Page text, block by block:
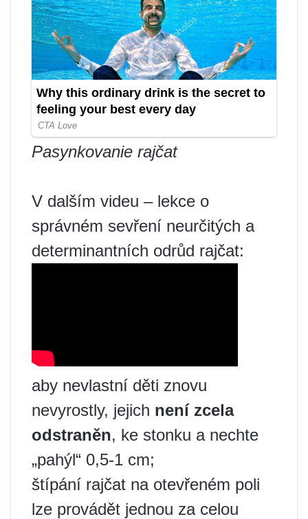
Pasynkovanie rajčat
V dalším videu – lekce o
správném sevření neurčitých a
determinantních odrůd rajčat:
aby nevlastní děti znovu
nevyrostly, jejich není zcela
odstraněn, ke stonku a nechte
„pahýl“ 0,5-1 cm;
štípání rajčat na otevřeném poli
lze provádět jednou za celou